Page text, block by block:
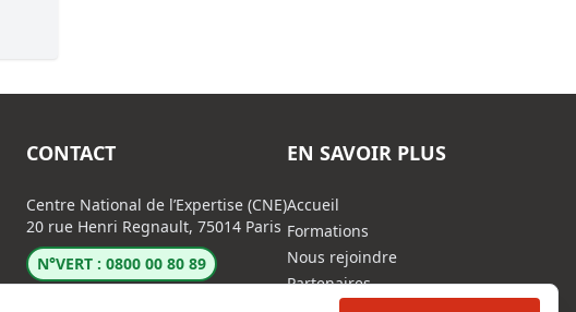
CONTACT
Centre National de l’Expertise (CNE)
20 rue Henri Regnault, 75014 Paris
N°VERT : 0800 00 80 89
EN SAVOIR PLUS
Accueil
Formations
Nous rejoindre
Partenaires